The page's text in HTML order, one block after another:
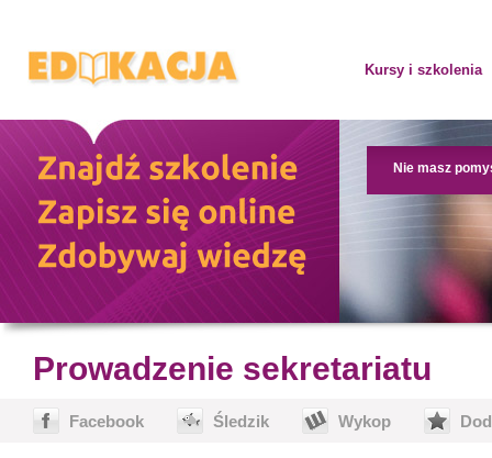
Kursy i szkolenia
Nie masz
Prowadzenie sekretariatu
Facebook Śledzik Wykop